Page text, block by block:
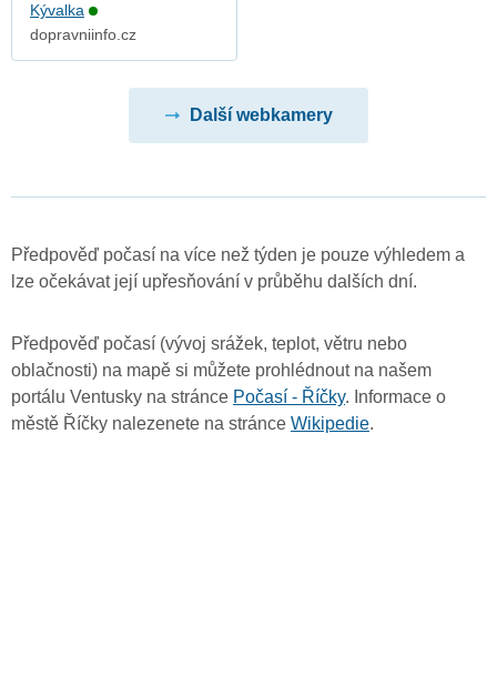
Kývalka
dopravniinfo.cz
Další webkamery
Předpověď počasí na více než týden je pouze výhledem a
lze očekávat její upřesňování v průběhu dalších dní.
Předpověď počasí (vývoj srážek, teplot, větru nebo
oblačnosti) na mapě si můžete prohlédnout na našem
portálu Ventusky na stránce Počasí - Říčky. Informace o
městě Říčky nalezenete na stránce Wikipedie.